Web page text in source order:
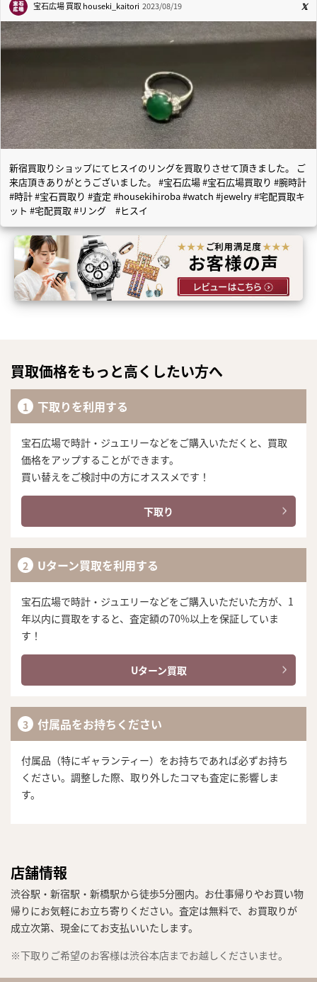
宝石広場 買取houseki_kaitori 2023/08/19
新宿買取りショップにてヒスイのリングを買取りさせて頂きました。 ご
来店頂きありがとうございました。 #宝石広場 #宝石広場買取り #腕時計
#時計 #宝石買取り #査定 #housekihiroba #watch #jewelry #宅配買取キ
ット #宅配買取 #リング #ヒスイ
買取価格をもっと高くしたい方へ
下取りを利用する
宝石広場で時計・ジュエリーなどをご購入いただくと、買取
価格をアップすることができます。
買い替えをご検討中の方にオススメです！
下取り
Uターン買取を利用する
宝石広場で時計・ジュエリーなどをご購入いただいた方が、1
年以内に買取をすると、査定額の70%以上を保証していま
す！
Uターン買取
付属品をお持ちください
付属品（特にギャランティー）をお持ちであれば必ずお持ち
ください。調整した際、取り外したコマも査定に影響しま
す。
店舗情報
渋谷駅・新宿駅・新橋駅から徒歩5分圏内。お仕事帰りやお買い物
帰りにお気軽にお立ち寄りください。査定は無料で、お買取りが
成立次第、現金にてお支払いいたします。
※下取りご希望のお客様は渋谷本店までお越しくださいませ。